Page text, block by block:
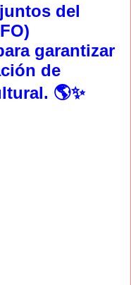
del
garantizar
de
🌎✨